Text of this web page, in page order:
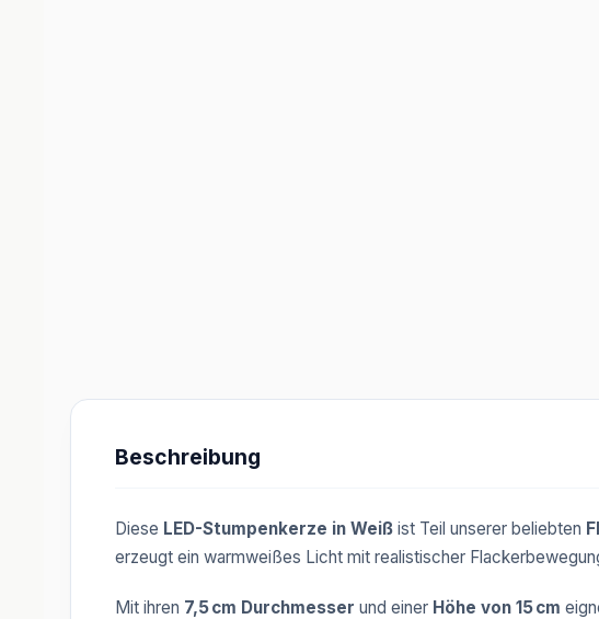
Beschreibung
Diese LED-Stumpenkerze in Weiß ist Teil unserer beliebten
erzeugt ein warmweißes Licht mit realistischer
Mit ihren 7,5 cm Durchmesser und einer Höhe von 15 cm